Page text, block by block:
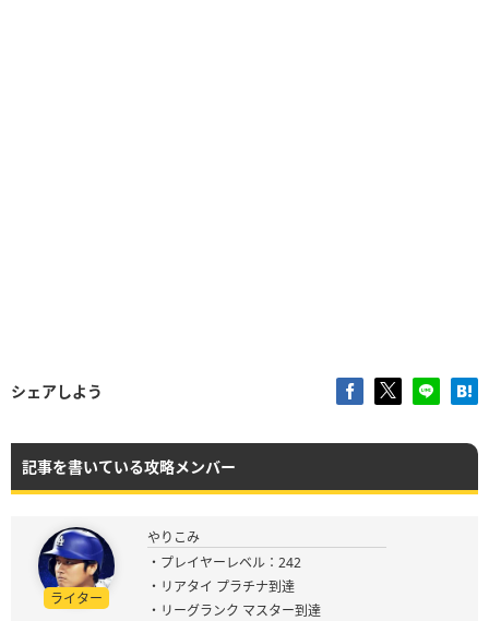
シェアしよう
記事を書いている攻略メンバー
ライター
やりこみ
・プレイヤーレベル：242
・リアタイ プラチナ到達
・リーグランク マスター到達